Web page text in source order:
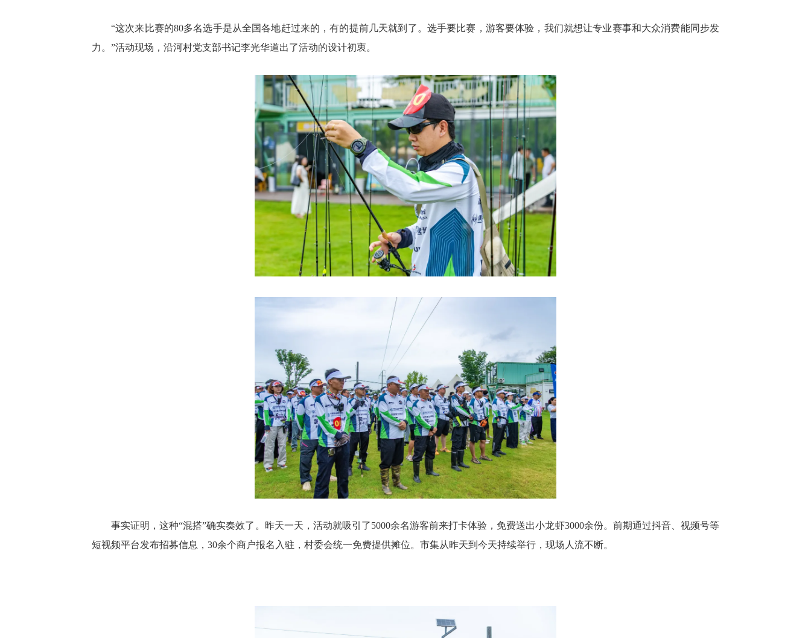
“这次来比赛的80多名选手是从全国各地赶过来的，有的提前几天就到了。选手要比赛，游客要体验，我们就想让专业赛事和大众消费能同步发
力。”活动现场，沿河村党支部书记李光华道出了活动的设计初衷。
事实证明，这种“混搭”确实奏效了。昨天一天，活动就吸引了5000余名游客前来打卡体验，免费送出小龙虾3000余份。前期通过抖音、视频号等
短视频平台发布招募信息，30余个商户报名入驻，村委会统一免费提供摊位。市集从昨天到今天持续举行，现场人流不断。